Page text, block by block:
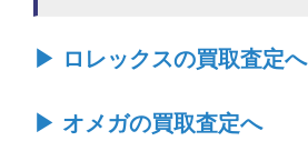
▶ ロレックスの買取査定へ
▶ オメガの買取査定へ